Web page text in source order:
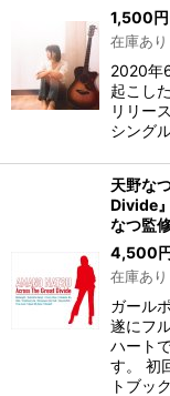
1,500円
在庫あり
2020年
起こし
リリー
シング
天野な
Divide
なつ監
4,500
在庫あり
ガール
遂にフ
ハート
す。 初
トブッ